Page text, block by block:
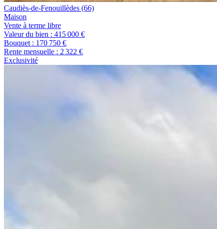
Caudiès-de-Fenouillèdes (66)
maison
Vente à terme libre
Valeur du bien : 415 000 €
Bouquet : 170 750 €
Rente mensuelle : 2 322 €
Exclusivité